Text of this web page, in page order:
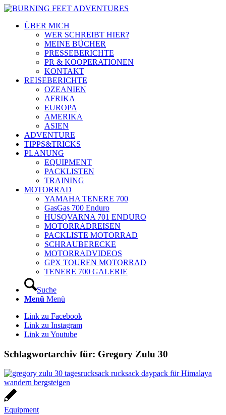
ÜBER MICH
WER SCHREIBT HIER?
MEINE BÜCHER
PRESSEBERICHTE
PR & KOOPERATIONEN
KONTAKT
REISEBERICHTE
OZEANIEN
AFRIKA
EUROPA
AMERIKA
ASIEN
ADVENTURE
TIPPS&TRICKS
PLANUNG
EQUIPMENT
PACKLISTEN
TRAINING
MOTORRAD
YAMAHA TENERE 700
GasGas 700 Enduro
HUSQVARNA 701 ENDURO
MOTORRADREISEN
PACKLISTE MOTORRAD
SCHRAUBERECKE
MOTORRADVIDEOS
GPX TOUREN MOTORRAD
TENERE 700 GALERIE
Suche
Menü Menü
Link zu Facebook
Link zu Instagram
Link zu Youtube
Schlagwortarchiv für: Gregory Zulu 30
Equipment